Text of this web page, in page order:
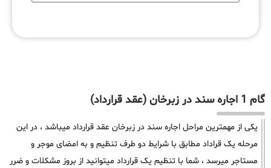
گام 1 اجاره سند در زبرخان (عقد قرارداد)
یکی از مهمترین مراحل اجاره سند در زبرخان عقد قرارداد میباشد ، در این
مرحله یک قراداد مطابق با شرایط دو طرف تنظیم و به امضای موجر و
مستاجر میرسد ، شما با تنظیم یک قرارداد میتوانید از بروز مشکلات و ضرر